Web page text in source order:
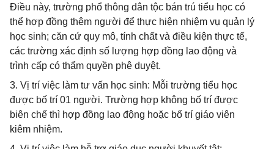
Điều này, trường phổ thông dân tộc bán trú tiểu học có
thể hợp đồng thêm người để thực hiện nhiệm vụ quản lý
học sinh; căn cứ quy mô, tính chất và điều kiện thực tế,
các trường xác định số lượng hợp đồng lao động và
trình cấp có thẩm quyền phê duyệt.
3. Vị trí việc làm tư vấn học sinh: Mỗi trường tiểu học
được bố trí 01 người. Trường hợp không bố trí được
biên chế thì hợp đồng lao động hoặc bố trí giáo viên
kiêm nhiệm.